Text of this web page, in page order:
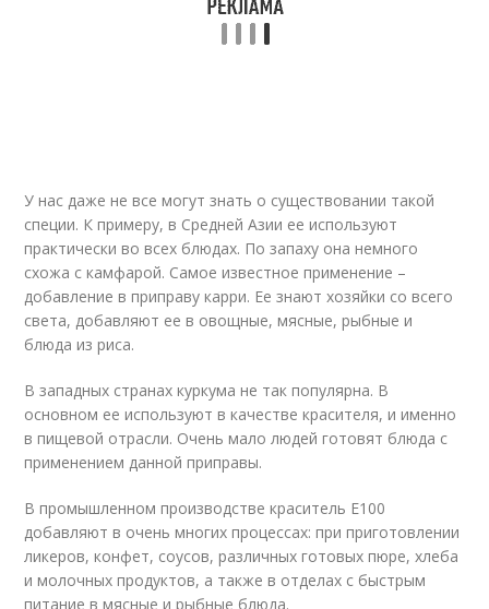
У нас даже не все могут знать о существовании такой
специи. К примеру, в Средней Азии ее используют
практически во всех блюдах. По запаху она немного
схожа с камфарой. Самое известное применение –
добавление в приправу карри. Ее знают хозяйки со всего
света, добавляют ее в овощные, мясные, рыбные и
блюда из риса.
В западных странах куркума не так популярна. В
основном ее используют в качестве красителя, и именно
в пищевой отрасли. Очень мало людей готовят блюда с
применением данной приправы.
В промышленном производстве краситель Е100
добавляют в очень многих процессах: при приготовлении
ликеров, конфет, соусов, различных готовых пюре, хлеба
и молочных продуктов, а также в отделах с быстрым
питание в мясные и рыбные блюда.